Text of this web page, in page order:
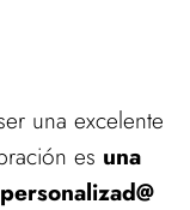
una excelente
es una